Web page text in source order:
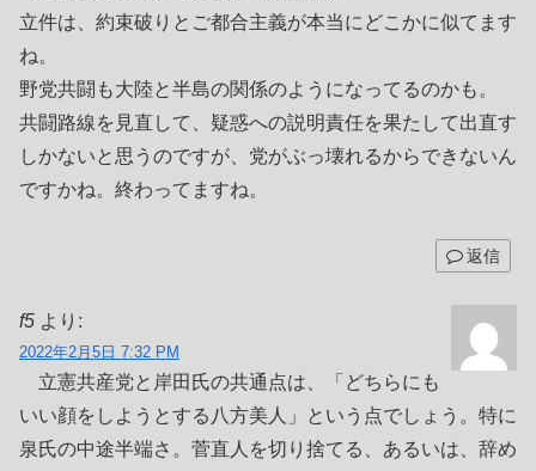
立件は、約束破りとご都合主義が本当にどこかに似てます
ね。
野党共闘も大陸と半島の関係のようになってるのかも。
共闘路線を見直して、疑惑への説明責任を果たして出直す
しかないと思うのですが、党がぶっ壊れるからできないん
ですかね。終わってますね。
返信
f5 より:
2022年2月5日 7:32 PM
立憲共産党と岸田氏の共通点は、「どちらにも
いい顔をしようとする八方美人」という点でしょう。特に
泉氏の中途半端さ。菅直人を切り捨てる、あるいは、辞め